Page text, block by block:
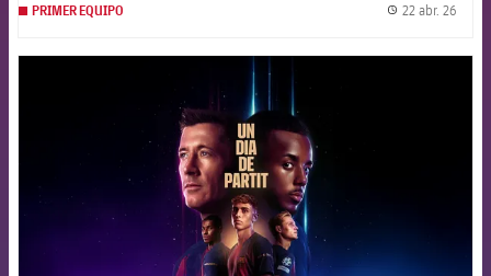
PRIMER EQUIPO 22 abr. 26
FCB Barcelona badge